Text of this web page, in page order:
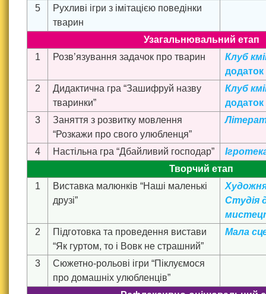
5
Рухливі ігри з імітацією поведінки
тварин
Узагальнювальний етап
1
Розв’язування задачок про тварин
Клуб
додаток
2
Дидактична гра “Зашифруй назву
тваринки”
Клуб
додаток
3
Заняття з розвитку мовлення
“Розкажи про свого улюбленця”
4 Настільна гра “Дбайливий господар”
Творчий етап
1
Виставка малюнків “Наші маленькі
друзі”
Студія
2
Підготовка та проведення вистави
“Як гуртом, то і Вовк не страшний”
Мала
3
Сюжетно-рольові ігри “Піклуємося
про домашніх улюбленців”